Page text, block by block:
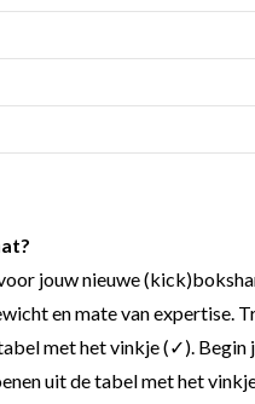
jouw nieuwe
en mate van expertise.
met het vinkje (✓).
uit de tabel met het